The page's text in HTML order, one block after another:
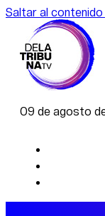
Saltar al contenido
09 de agosto